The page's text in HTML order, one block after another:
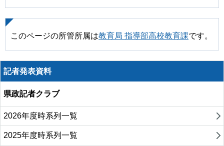
このページの所管所属は教育局 指導部高校教育課です。
記者発表資料
県政記者クラブ
2026年度時系列一覧
2025年度時系列一覧